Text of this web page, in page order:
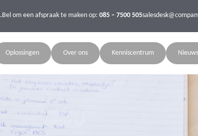
Bel om een afspraak te maken op: 085 – 7500 505
Oplossingen Over ons Kenniscentrum Nieuws